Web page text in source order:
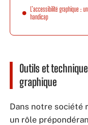
L’accessibilité graphique :
handicap
Outils et
graphique
Dans notre société
un rôle